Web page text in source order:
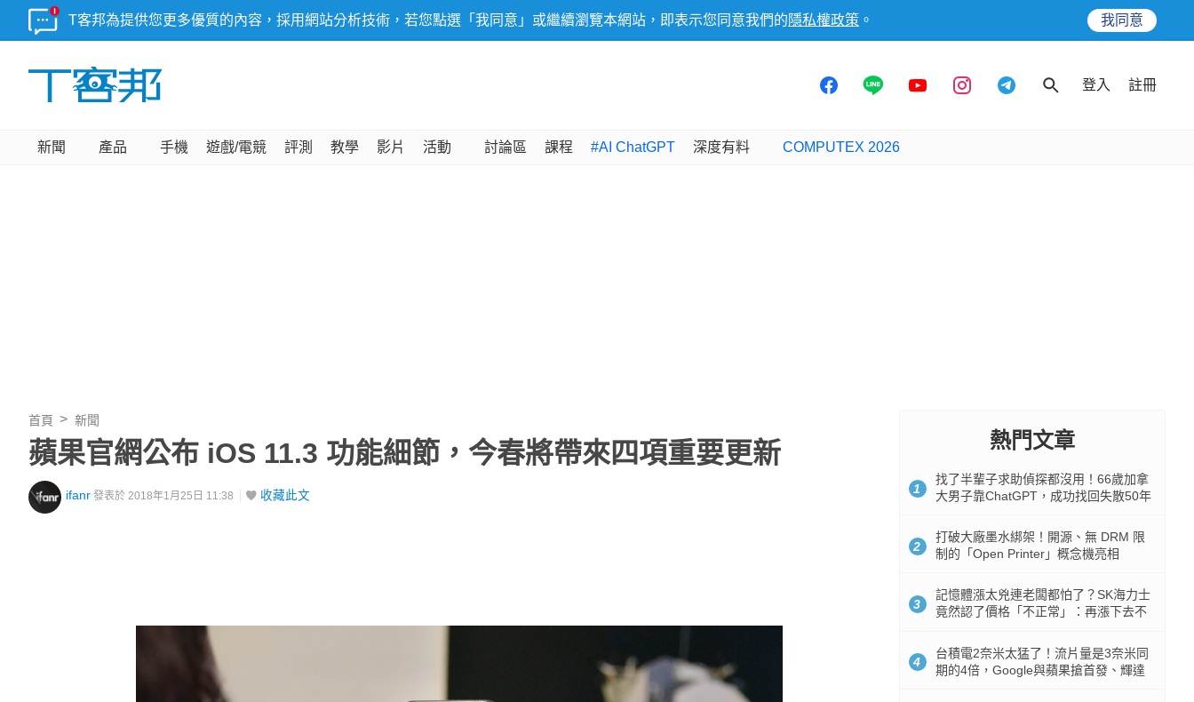
T客邦為提供您更多優質的內容，採用網站分析技術，若您點選「我同意」或繼續瀏覽本網站，即表示您同意我們的 隱私權政策 。 我同意
登入 註冊
新聞 產品 手機 遊戲/電競 評測 教學 影片 活動 討論區 課程 #AI ChatGPT 深度有料 COMPUTEX 2026
首頁 新聞
蘋果官網公布 iOS 11.3 功能細節，今春將帶來四項重要更新
ifanr 發表於 2018年1月25日 11:38 收藏此文
熱門文章
1
找了半輩子求助偵探都沒用！66歲加拿
大男子靠ChatGPT，成功找回失散50年
2
打破大廠墨水綁架！開源、無 DRM 限
制的「Open Printer」概念機亮相
3
記憶體漲太兇連老闆都怕了？SK海力士
竟然認了價格「不正常」：再漲下去不
4
台積電2奈米太猛了！流片量是3奈米同
期的4倍，Google與蘋果搶首發、輝達